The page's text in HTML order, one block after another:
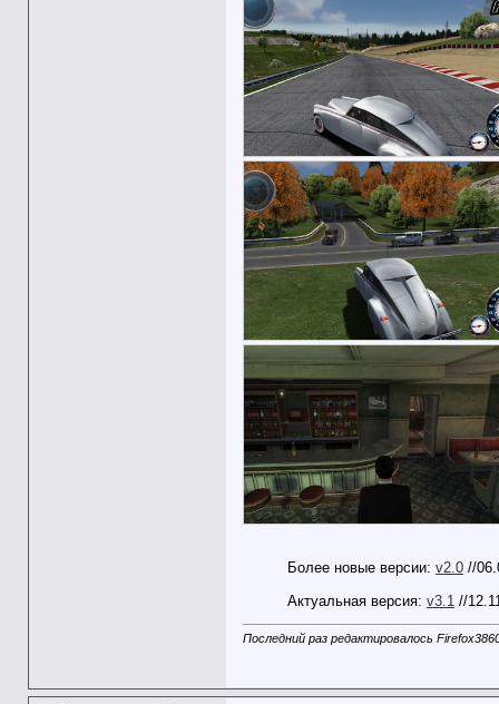
Более новые версии: v2.0 //
Актуальная версия: v3.1 //
Последний раз редактировалось